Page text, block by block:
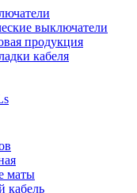
выключатели
продукция
кабеля
маты
кабель